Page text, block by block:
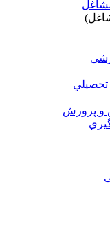
و پرورش